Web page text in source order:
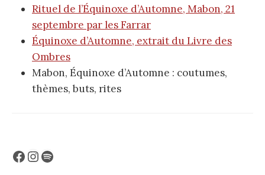
Rituel de l’Équinoxe d’Automne, Mabon, 21
septembre par les Farrar
Équinoxe d’Automne, extrait du Livre des
Ombres
Mabon, Équinoxe d’Automne : coutumes,
thèmes, buts, rites
Facebook
Instagram
Spotify